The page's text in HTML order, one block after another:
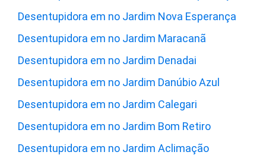
Desentupidora em no Jardim Nova Esperança
Desentupidora em no Jardim Maracanã
Desentupidora em no Jardim Denadai
Desentupidora em no Jardim Danúbio Azul
Desentupidora em no Jardim Calegari
Desentupidora em no Jardim Bom Retiro
Desentupidora em no Jardim Aclimação